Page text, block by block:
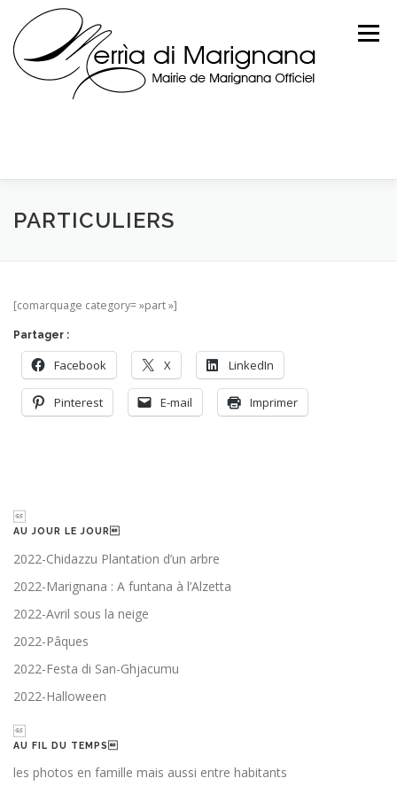
content
Menu
PARTICULIERS
[comarquage category= »part »]
Partager :
Facebook X LinkedIn
Pinterest E-mail Imprimer
AU JOUR LE JOUR
2022-Chidazzu Plantation d’un arbre
2022-Marignana : A funtana à l’Alzetta
2022-Avril sous la neige
2022-Pâques
2022-Festa di San-Ghjacumu
2022-Halloween
AU FIL DU TEMPS
les photos en famille mais aussi entre habitants